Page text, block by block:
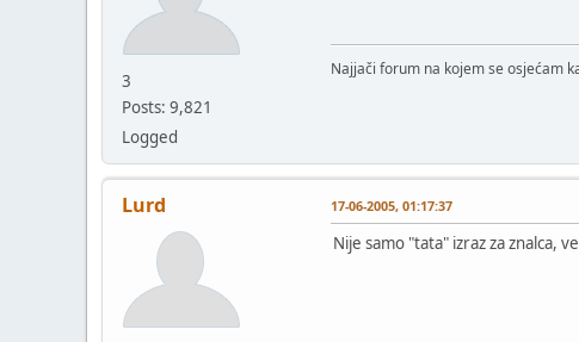
3
Posts: 9,821
Logged
Najjači forum na kojem se osjećam
Lurd 17-06-2005, 01:17:37
Nije samo "tata" izraz za znalca,